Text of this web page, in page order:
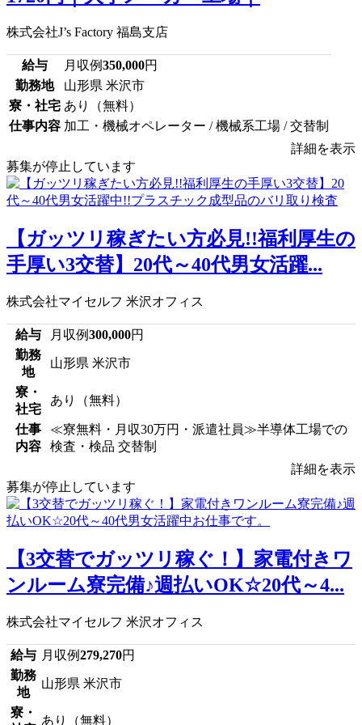
株式会社J’s Factory 福島支店
給与 月収例350,000円
勤務地
山形県 米沢市
寮・社宅 あり（無料）
仕事内容 加工・機械オペレーター / 機械系工場 / 交替制
詳細を表示
募集が停止しています
【ガッツリ稼ぎたい方必見!!福利厚生の
手厚い3交替】20代～40代男女活躍...
株式会社マイセルフ 米沢オフィス
給与 月収例300,000円
勤務
地
山形県 米沢市
寮・
社宅
あり（無料）
仕事
内容
≪寮無料・月収30万円・派遣社員≫半導体工場での
検査・検品 交替制
詳細を表示
募集が停止しています
【3交替でガッツリ稼ぐ！】家電付きワ
ンルーム寮完備♪週払いOK☆20代～4...
株式会社マイセルフ 米沢オフィス
給与 月収例279,270円
勤務
地
山形県 米沢市
寮・
あり（無料）